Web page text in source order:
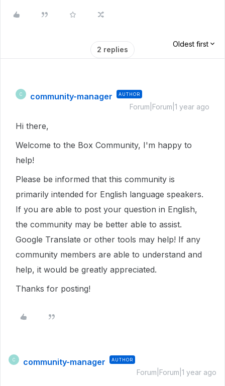
2 replies
Oldest first
C community-manager AUTHOR
Forum|Forum|1 year ago
Hi there,
Welcome to the Box Community, I'm happy to
help!
Please be informed that this community is
primarily intended for English language speakers.
If you are able to post your question in English,
the community may be better able to assist.
Google Translate or other tools may help! If any
community members are able to understand and
help, it would be greatly appreciated.
Thanks for posting!
C community-manager AUTHOR
Forum|Forum|1 year ago